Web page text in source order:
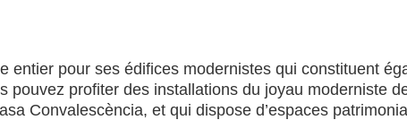
pour ses édifices modernistes qui constituent
profiter des installations du joyau moderniste
Convalescència, et qui dispose d’espaces